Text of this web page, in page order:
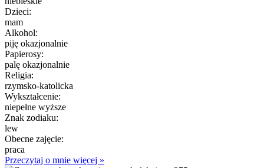
Dzieci:
mam
Alkohol:
piję okazjonalnie
Papierosy:
palę okazjonalnie
Religia:
rzymsko-katolicka
Wykształcenie:
niepełne wyższe
Znak zodiaku:
lew
Obecne zajęcie:
praca
Przeczytaj o mnie więcej »